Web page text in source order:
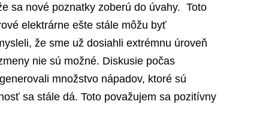
sa nové poznatky zoberú do úvahy. Toto
elektrárne ešte stále môžu byť
že sme už dosiahli extrémnu úroveň
nie sú možné. Diskusie počas
množstvo nápadov, ktoré sú
sa stále dá. Toto považujem sa pozitívny